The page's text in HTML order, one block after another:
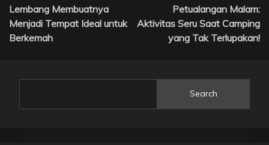
navigation
Lembang Membuatnya
Menjadi Tempat Ideal untuk
Berkemah
Petualangan Malam:
Aktivitas Seru Saat Camping
yang Tak Terlupakan!
Search